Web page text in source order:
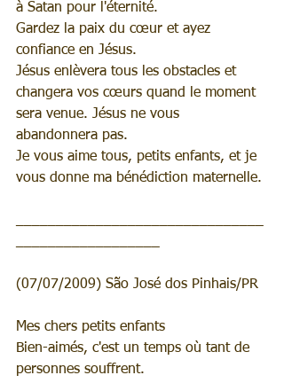
à Satan pour l'éternité.
Gardez la paix du cœur et ayez
confiance en Jésus.
Jésus enlèvera tous les obstacles et
changera vos cœurs quand le moment
sera venue. Jésus ne vous
abandonnera pas.
Je vous aime tous, petits enfants, et je
vous donne ma bénédiction maternelle.
(07/07/2009) São José dos Pinhais/PR
Mes chers petits enfants
Bien-aimés, c'est un temps où tant de
personnes souffrent.